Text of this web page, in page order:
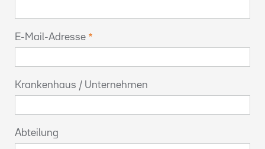
E-Mail-Adresse
Krankenhaus / Unternehmen
Abteilung